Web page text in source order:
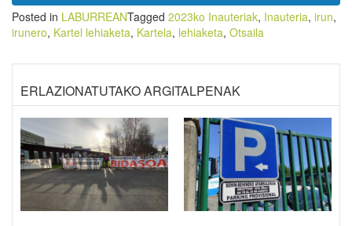
Posted in LABURREANTagged 2023ko Inauteriak, Inauteria, irun,
irunero, Kartel lehiaketa, Kartela, lehiaketa, Otsaila
ERLAZIONATUTAKO ARGITALPENAK